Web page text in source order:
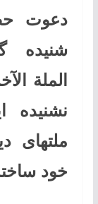
دعوت
شنیده
الملة
نشنیده
ملتهای
خود